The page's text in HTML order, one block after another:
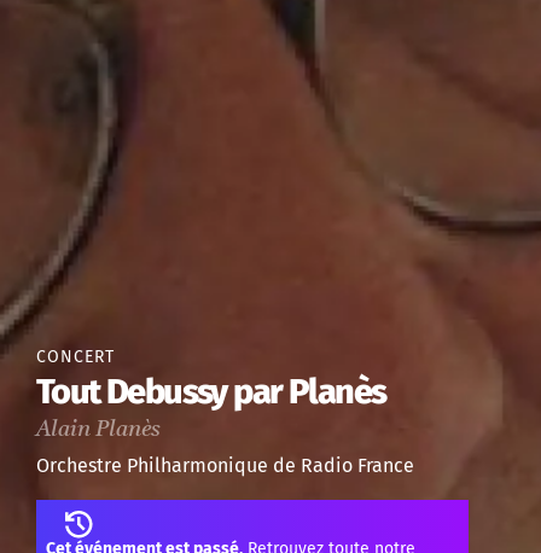
CONCERT
Tout Debussy par Planès
Alain Planès
Orchestre Philharmonique de Radio France